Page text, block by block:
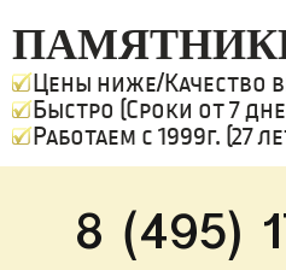
Цены ниже/Качество
Быстро (Сроки от 7
Работаем с 1999г. (27
8 (495)